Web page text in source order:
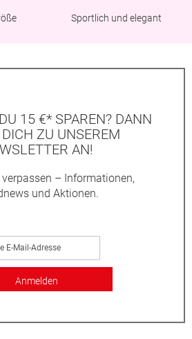
Sportlich und elegant
15 €* SPAREN? DANN
ZU UNSEREM
AN!
– Informationen,
und Aktionen.
Anmelden